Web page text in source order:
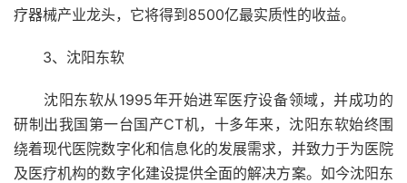
疗器械产业龙头，它将得到8500亿最实质性的收益。
3、沈阳东软
沈阳东软从1995年开始进军医疗设备领域，并成功的
研制出我国第一台国产CT机，十多年来，沈阳东软始终围
绕着现代医院数字化和信息化的发展需求，并致力于为医院
及医疗机构的数字化建设提供全面的解决方案。如今沈阳东